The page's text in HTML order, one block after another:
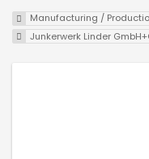
Manufacturing /
Junkerwerk Linder